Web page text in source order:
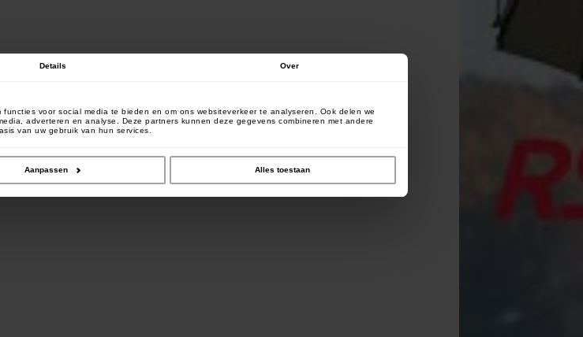
Details Over
voor social media te bieden en om ons websiteverkeer te analyseren. Ook delen we
adverteren en analyse. Deze partners kunnen deze gegevens combineren met andere
van uw gebruik van hun services.
Aanpassen Alles toestaan